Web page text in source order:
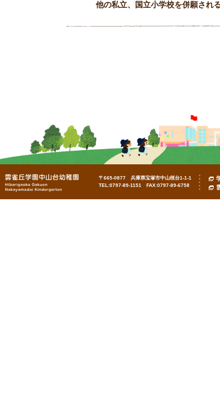
他の私立、国立小学校を併願され
〒665-0877 兵庫県宝塚市中山桜台1-1-1
TEL:0797-89-1151 FAX:0797-89-6758